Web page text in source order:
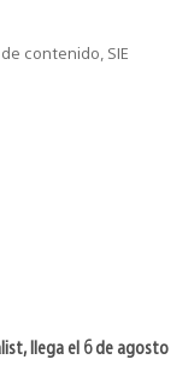
contenido, SIE
llega el 6 de agosto